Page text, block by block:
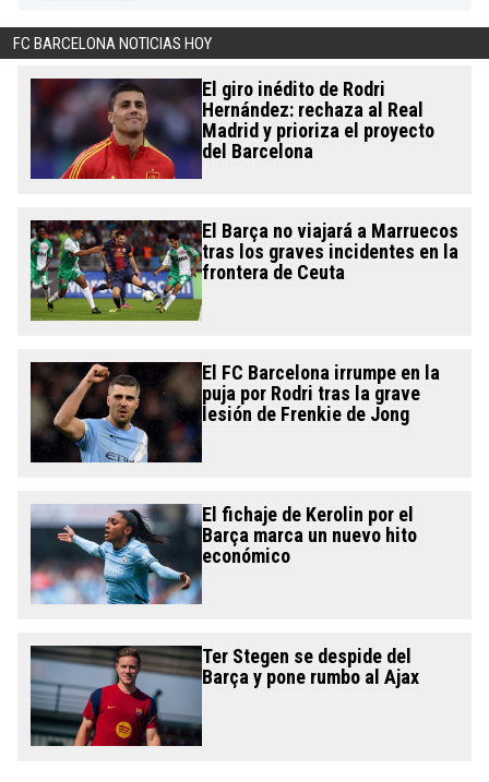
FC BARCELONA NOTICIAS HOY
El giro inédito de Rodri
Hernández: rechaza al Real
Madrid y prioriza el proyecto
del Barcelona
El Barça no viajará a Marruecos
tras los graves incidentes en la
frontera de Ceuta
El FC Barcelona irrumpe en la
puja por Rodri tras la grave
lesión de Frenkie de Jong
El fichaje de Kerolin por el
Barça marca un nuevo hito
económico
Ter Stegen se despide del
Barça y pone rumbo al Ajax